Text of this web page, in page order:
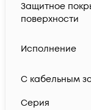
Защитное
поверхности
Исполнение
С кабельным
Серия